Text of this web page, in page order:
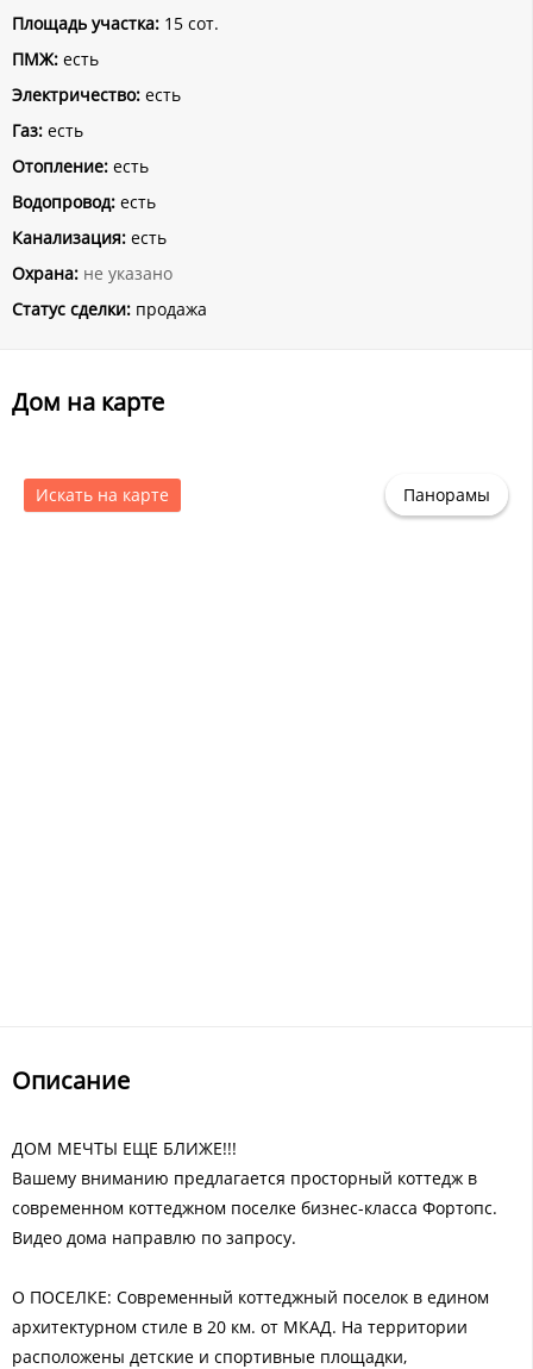
Площадь участка: 15 сот.
ПМЖ: есть
Электричество: есть
Газ: есть
Отопление: есть
Водопровод: есть
Канализация: есть
Охрана: не указано
Статус сделки: продажа
Описание
ДОМ МЕЧТЫ ЕЩЕ БЛИЖЕ!!!
Вашему вниманию предлагается просторный коттедж в
современном коттеджном поселке бизнес-класса Фортопс.
Видео дома направлю по запросу.
О ПОСЕЛКЕ: Современный коттеджный поселок в едином
архитектурном стиле в 20 км. от МКАД. На территории
расположены детские и спортивные площадки,
Дом на карте
Искать на карте Панорамы